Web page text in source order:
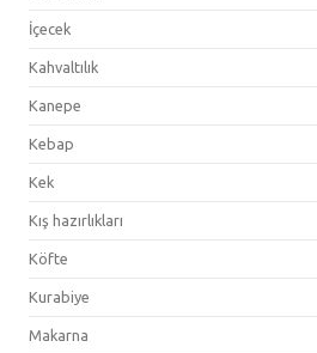
İçecek
Kahvaltılık
Kanepe
Kebap
Kek
Kış hazırlıkları
Köfte
Kurabiye
Makarna